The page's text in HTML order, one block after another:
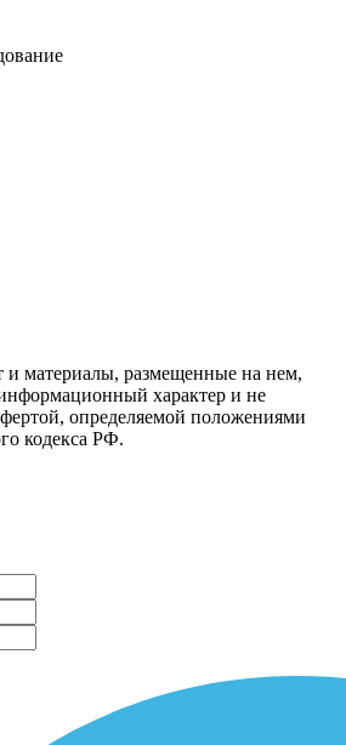
и материалы, размещенные на нем,
характер и не
определяемой положениями
кодекса РФ.